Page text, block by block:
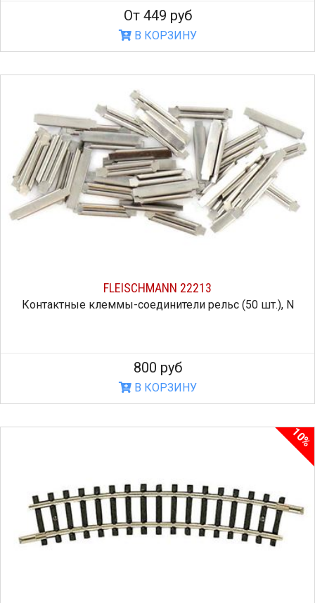
От 449 руб
В КОРЗИНУ
FLEISCHMANN 22213
Контактные клеммы-соединители рельс (50 шт.), N
800 руб
В КОРЗИНУ
10%